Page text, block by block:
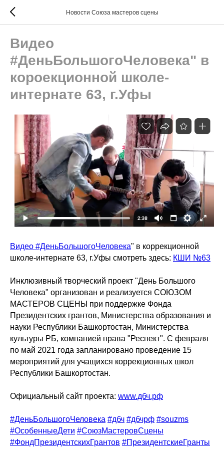
Новости Союза мастеров сцены
Видео
#ДеньБольшогоЧеловека" в
короекционной школе-
интернате 63, г.Уфы
Видео #ДеньБольшогоЧеловека" в коррекционной
школе-интернате 63, г.Уфы смотреть здесь: КШИ №63
Инклюзивный творческий проект "День Большого
Человека" организован и реализуется СОЮЗОМ
МАСТЕРОВ СЦЕНЫ при поддержке Фонда
Президентских грантов, Министерства образования и
науки Республики Башкортостан, Министерства
культуры РБ, компанией права "Респект". С февраля
по май 2021 года запланировано проведение 15
мероприятий для учащихся коррекционных школ
Республики Башкортостан.
Официальный сайт проекта: www.дбч.рф
#ДеньБольшогоЧеловека #дбч #дбчрф #souzms
#ОсобенныеДети #СоюзМастеровСцены
#ФондПрезидентскихГрантов #ПрезидентскиеГранты